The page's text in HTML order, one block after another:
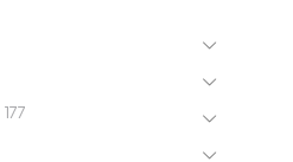
177